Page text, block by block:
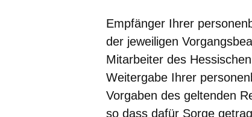
Empfänger Ihrer
der jeweiligen
Mitarbeiter des
Weitergabe Ihrer
Vorgaben des geltenden
so dass dafür Sorge